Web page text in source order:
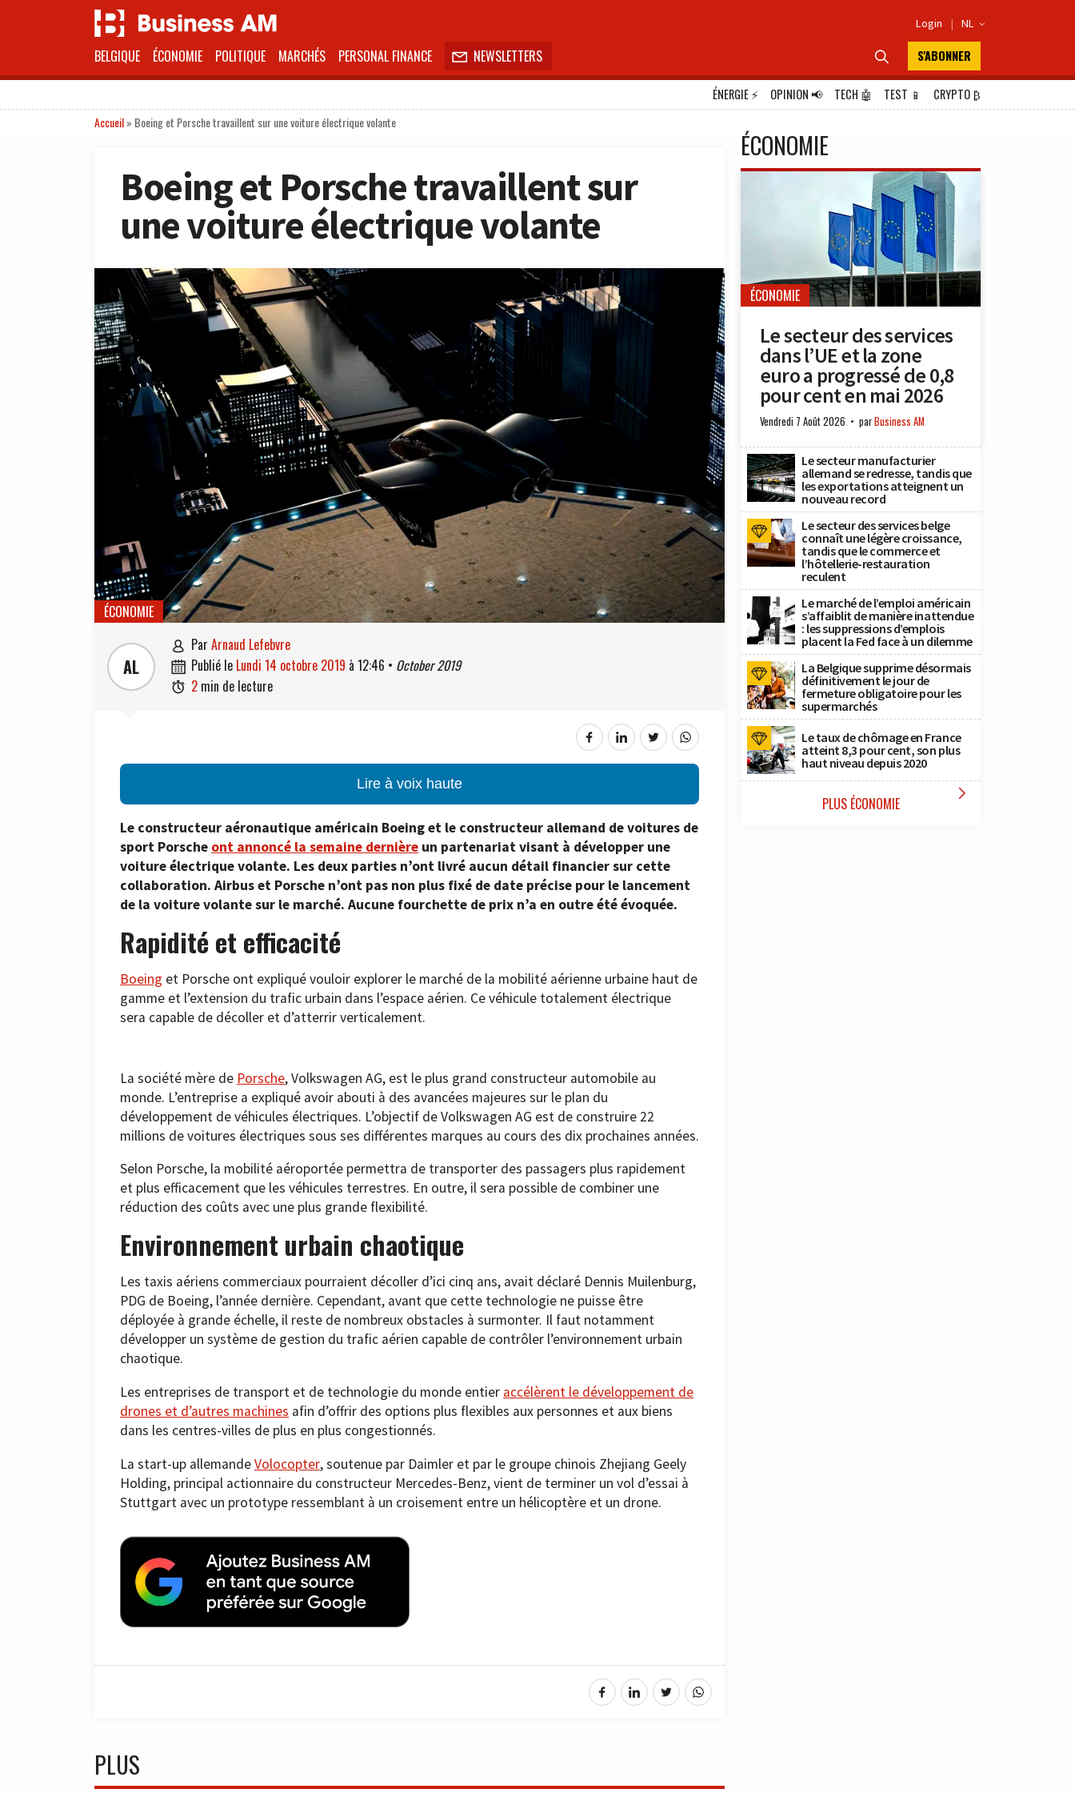
Login | NL 
BELGIQUE ÉCONOMIE POLITIQUE MARCHÉS PERSONAL FINANCE  NEWSLETTERS  S'ABONNER
ÉNERGIE⚡ OPINION📢 TECH 🤖 TEST 📱 CRYPTO₿
Accueil» Boeing et Porsche travaillent sur une voiture électrique volante
Boeing et Porsche travaillent sur
une voiture électrique volante
ÉCONOMIE
AL
 par Arnaud Lefebvre
 publié le lundi 14 octobre 2019 à 12:46 • October 2019
 2 min de lecture
Lire à voix haute
Le constructeur aéronautique américain Boeing et le constructeur allemand de voitures de
sport Porsche ont annoncé la semaine dernière un partenariat visant à développer une
voiture électrique volante. Les deux parties n’ont livré aucun détail financier sur cette
collaboration. Airbus et Porsche n’ont pas non plus fixé de date précise pour le lancement
de la voiture volante sur le marché. Aucune fourchette de prix n’a en outre été évoquée.
Rapidité et efficacité
Boeing et Porsche ont expliqué vouloir explorer le marché de la mobilité aérienne urbaine haut de
gamme et l’extension du trafic urbain dans l’espace aérien. Ce véhicule totalement électrique
sera capable de décoller et d’atterrir verticalement.
La société mère de Porsche, Volkswagen AG, est le plus grand constructeur automobile au
monde. L’entreprise a expliqué avoir abouti à des avancées majeures sur le plan du
développement de véhicules électriques. L’objectif de Volkswagen AG est de construire 22
millions de voitures électriques sous ses différentes marques au cours des dix prochaines années.
Selon Porsche, la mobilité aéroportée permettra de transporter des passagers plus rapidement
et plus efficacement que les véhicules terrestres. En outre, il sera possible de combiner une
réduction des coûts avec une plus grande flexibilité.
Environnement urbain chaotique
Les taxis aériens commerciaux pourraient décoller d’ici cinq ans, avait déclaré Dennis Muilenburg,
PDG de Boeing, l’année dernière. Cependant, avant que cette technologie ne puisse être
déployée à grande échelle, il reste de nombreux obstacles à surmonter. Il faut notamment
développer un système de gestion du trafic aérien capable de contrôler l’environnement urbain
chaotique.
Les entreprises de transport et de technologie du monde entier accélèrent le développement de
drones et d’autres machines afin d’offrir des options plus flexibles aux personnes et aux biens
dans les centres-villes de plus en plus congestionnés.
La start-up allemandeVolocopter, soutenue par Daimler et par le groupe chinois Zhejiang Geely
Holding, principal actionnaire du constructeur Mercedes-Benz, vient de terminer un vol d’essai à
Stuttgart avec un prototype ressemblant à un croisement entre un hélicoptère et un drone.
PLUS
ÉCONOMIE
ÉCONOMIE
Le secteur des services
dans l’UE et la zone
euro a progressé de 0,8
pour cent en mai 2026
Vendredi 7 Août 2026 parBusiness AM
Le secteur manufacturier
allemand se redresse, tandis que
les exportations atteignent un
nouveau record
Le secteur des services belge
connaît une légère croissance,
tandis que le commerce et
l’hôtellerie-restauration
reculent
Le marché de l’emploi américain
s’affaiblit de manière inattendue
: les suppressions d’emplois
placent la Fed face à un dilemme
La Belgique supprime désormais
définitivement le jour de
fermeture obligatoire pour les
supermarchés
Le taux de chômage en France
atteint 8,3 pour cent, son plus
haut niveau depuis 2020
PLUS ÉCONOMIE 